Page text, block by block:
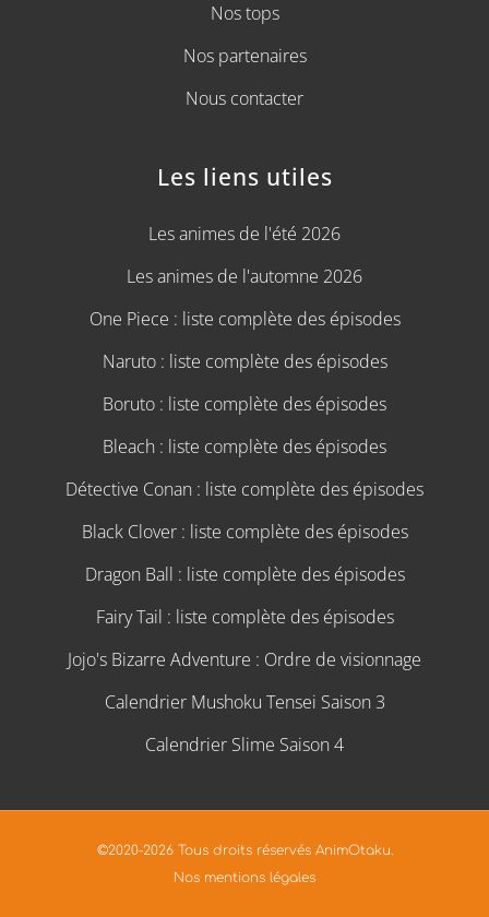
Nos tops
Nos partenaires
Nous contacter
Les liens utiles
Les animes de l'été 2026
Les animes de l'automne 2026
One Piece : liste complète des épisodes
Naruto : liste complète des épisodes
Boruto : liste complète des épisodes
Bleach : liste complète des épisodes
Détective Conan : liste complète des épisodes
Black Clover : liste complète des épisodes
Dragon Ball : liste complète des épisodes
Fairy Tail : liste complète des épisodes
Jojo's Bizarre Adventure : Ordre de visionnage
Calendrier Mushoku Tensei Saison 3
Calendrier Slime Saison 4
©2020-2026 Tous droits réservés AnimOtaku.
Nos mentions légales